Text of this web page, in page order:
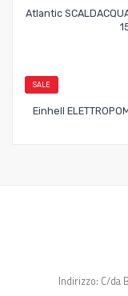
Atlantic
SALE
Einhell
Indirizzo: C/da